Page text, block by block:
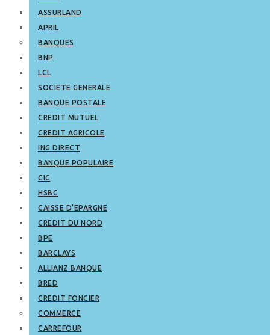
ASSURLAND
APRIL
BANQUES
BNP
LCL
SOCIETE GENERALE
BANQUE POSTALE
CREDIT MUTUEL
CREDIT AGRICOLE
ING DIRECT
BANQUE POPULAIRE
CIC
HSBC
CAISSE D’EPARGNE
CREDIT DU NORD
BPE
BARCLAYS
ALLIANZ BANQUE
BRED
CREDIT FONCIER
COMMERCE
CARREFOUR